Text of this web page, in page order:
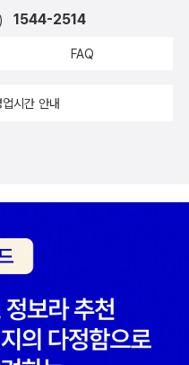
1544-2514
FAQ
시간 안내